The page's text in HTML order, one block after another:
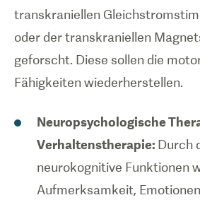
transkraniellen
oder der transkraniellen
geforscht. Diese sollen die
Fähigkeiten wiederherstellen.
Neuropsychologische
Verhaltenstherapie: Durch
neurokognitive Funktionen
Aufmerksamkeit,